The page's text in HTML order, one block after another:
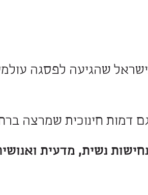
עסקו בעבר
מעוררות השראה –
לפסגה עולמית של